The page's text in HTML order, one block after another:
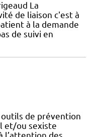
La
de liaison c'est à
à la demande
de suivi en
outils de prévention
et/ou sexiste